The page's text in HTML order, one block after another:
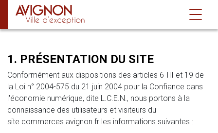
MENTIONS LÉGALES
1. PRÉSENTATION DU SITE
Conformément aux dispositions des articles 6-III et 19 de
la Loi n° 2004-575 du 21 juin 2004 pour la Confiance dans
l'économie numérique, dite L.C.E.N., nous portons à la
connaissance des utilisateurs et visiteurs du
site commerces.avignon.fr les informations suivantes :